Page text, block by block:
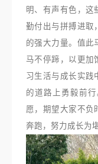
明、有声有色，这
勤付出与拼搏进取
的强大力量。值此
马不停蹄，以更加
习生活与成长实践
的道路上勇毅前
愿，期望大家不负
奔跑，努力成长为